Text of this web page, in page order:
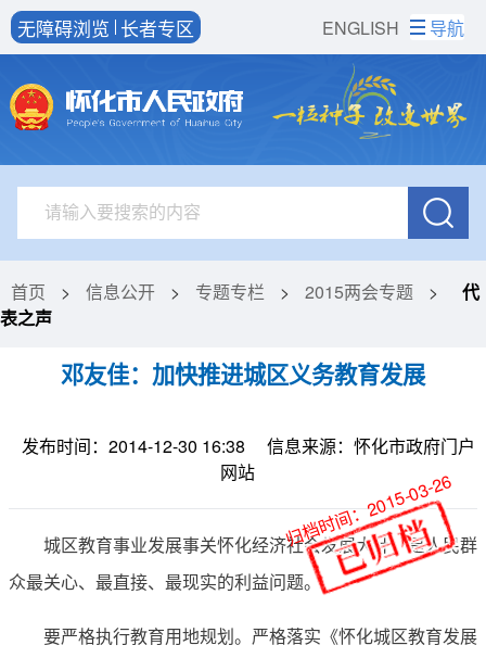
ENGLISH
无障碍浏览 长者专区 导航
首页 > 信息公开 > 专题专栏 > 2015两会专题 >
代
表之声
邓友佳：加快推进城区义务教育发展
发布时间：2014-12-30 16:38
信息来源：怀化市政府门户
网站
城区教育事业发展事关怀化经济社会发展大计，是人民群
众最关心、最直接、最现实的利益问题。
要严格执行教育用地规划。严格落实《怀化城区教育发展
归档时间：2015-03-26